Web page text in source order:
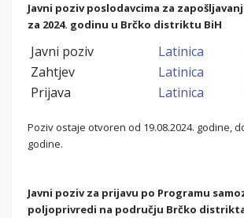
Javni poziv poslodavcima za
za 2024. godinu u Brčko distriktu BiH
Javni poziv Latinica
Zahtjev
Latinica
Prijava
Latinica
Poziv ostaje otvoren od 19.08.2024. godine,
godine.
Javni poziv za prijavu po Programu
poljoprivredi na području Brčko distrikta